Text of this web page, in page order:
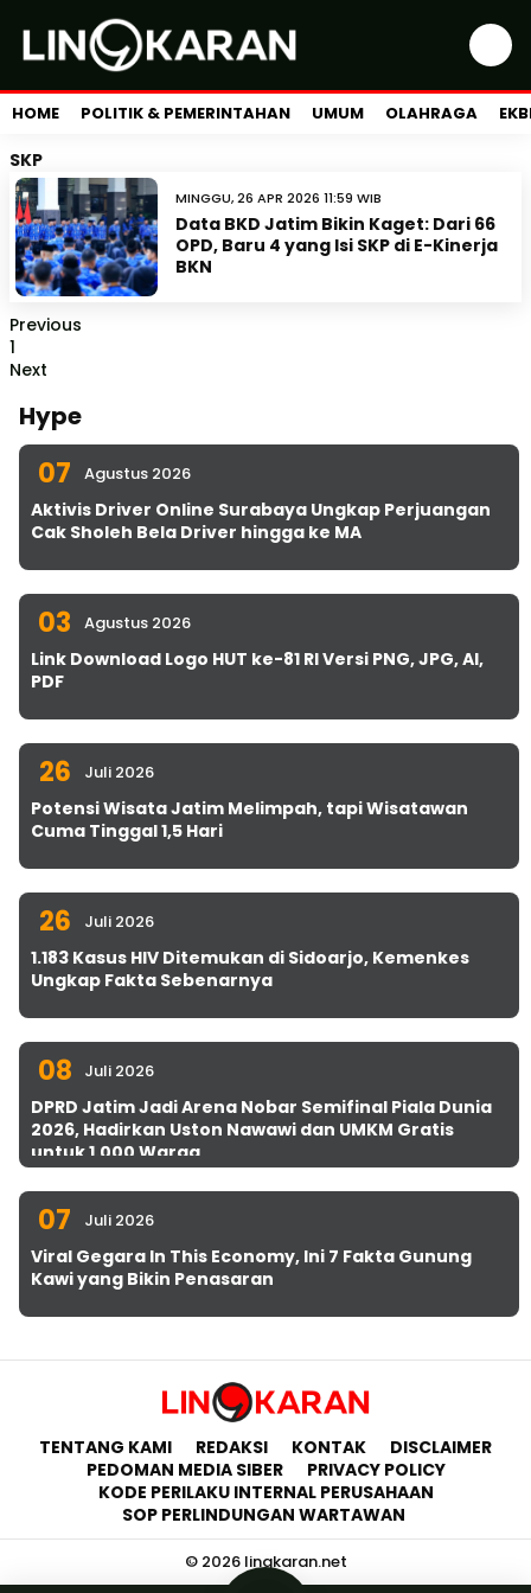
HOME POLITIK & PEMERINTAHAN UMUM OLAHRAGA
SKP
MINGGU, 26 APR 2026 11:59 WIB
Data BKD Jatim Bikin Kaget: Dari 66
OPD, Baru 4 yang Isi SKP di E-Kinerja
BKN
Previous
1
Next
Hype
07 Agustus 2026
Aktivis Driver Online Surabaya Ungkap Perjuangan
Cak Sholeh Bela Driver hingga ke MA
03 Agustus 2026
Link Download Logo HUT ke-81 RI Versi PNG, JPG, AI,
PDF
26 Juli 2026
Potensi Wisata Jatim Melimpah, tapi Wisatawan
Cuma Tinggal 1,5 Hari
26 Juli 2026
1.183 Kasus HIV Ditemukan di Sidoarjo, Kemenkes
Ungkap Fakta Sebenarnya
08 Juli 2026
DPRD Jatim Jadi Arena Nobar Semifinal Piala Dunia
2026, Hadirkan Uston Nawawi dan UMKM Gratis
untuk 1.000 Warga
07 Juli 2026
Viral Gegara In This Economy, Ini 7 Fakta Gunung
Kawi yang Bikin Penasaran
TENTANG KAMI REDAKSI KONTAK
DISCLAIMER
PEDOMAN MEDIA SIBER
PRIVACY POLICY
KODE PERILAKU INTERNAL PERUSAHAAN
SOP PERLINDUNGAN WARTAWAN
© 2026 lingkaran.net